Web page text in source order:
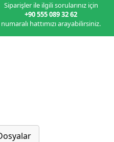
Siparişler ile ilgili sorularınız için
+90 555 089 32 62
numaralı hattımızı arayabilirsiniz.